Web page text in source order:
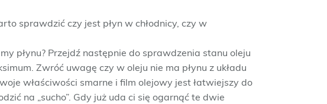
sprawdzić czy jest płyn w chłodnicy, czy w
płynu? Przejdź następnie do sprawdzenia stanu oleju
Zwróć uwagę czy w oleju nie ma płynu z układu
właściwości smarne i film olejowy jest łatwiejszy do
na „sucho”. Gdy już uda ci się ogarnąć te dwie